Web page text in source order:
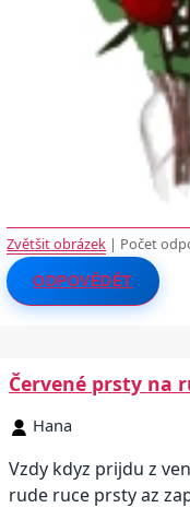
Zvětšit obrázek | Počet
ODPOVĚDĚT
Červené prsty na
Hana
Vzdy kdyz prijdu z
rude ruce prsty az